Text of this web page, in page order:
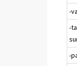
-
-
-